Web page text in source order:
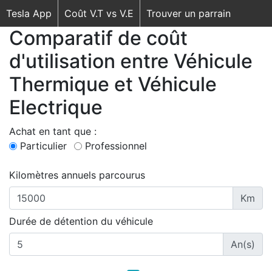
Tesla App Coût V.T vs V.E Trouver un parrain
Comparatif de coût
d'utilisation entre Véhicule
Thermique et Véhicule
Electrique
Achat en tant que :
Particulier
Professionnel
Kilomètres annuels parcourus
Km
Durée de détention du véhicule
An(s)